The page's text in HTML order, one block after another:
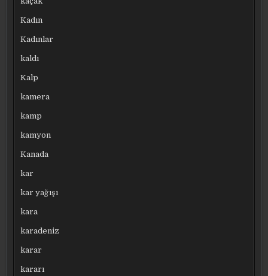
Kadın
Kadınlar
kaldı
Kalp
kamera
kamp
kamyon
Kanada
kar
kar yağışı
kara
karadeniz
karar
kararı